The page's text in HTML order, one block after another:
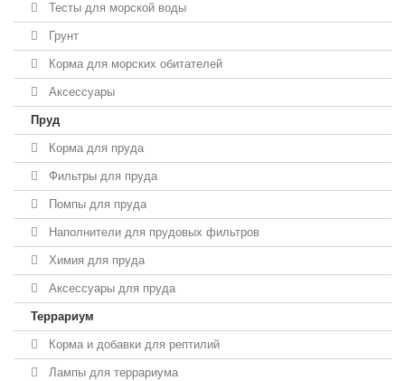
Тесты для морской воды
Грунт
Корма для морских обитателей
Аксессуары
Пруд
Корма для пруда
Фильтры для пруда
Помпы для пруда
Наполнители для прудовых фильтров
Химия для пруда
Аксессуары для пруда
Террариум
Корма и добавки для рептилий
Лампы для террариума